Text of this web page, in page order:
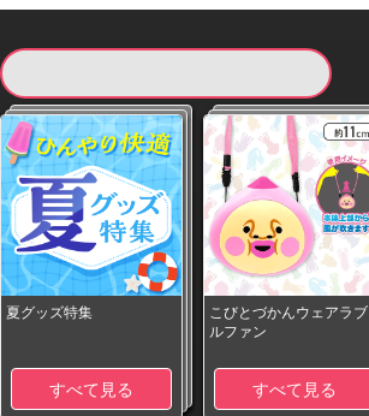
夏グッズ特集
すべて見る
こびとづかんウェアラブ
ルファン
すべて見る